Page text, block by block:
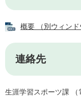
概要 （別ウィンド
連絡先
生涯学習スポーツ課 （